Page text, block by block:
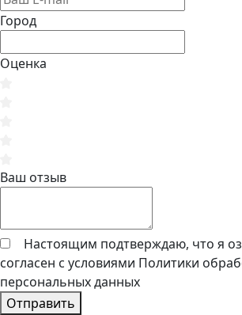
Город
Оценка
Ваш отзыв
Настоящим подтверждаю, что я
согласен с условиями Политики
персональных данных
Отправить